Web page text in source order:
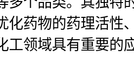
化药物的药理活性
工领域具有重要的